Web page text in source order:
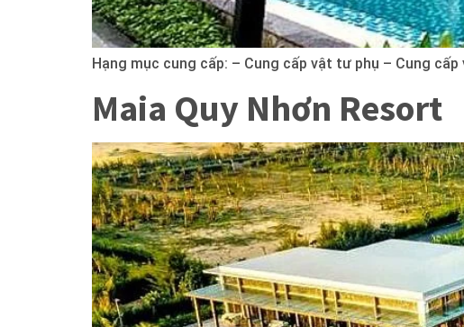
Hạng mục cung cấp: – Cung cấp vật tư phụ – Cung
Maia Quy Nhơn Resort